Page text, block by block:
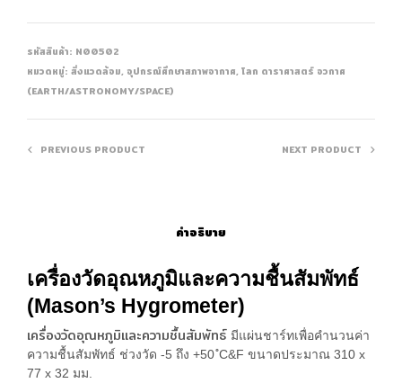
รหัสสินค้า: N00502
หมวดหมู่: สิ่งแวดล้อม, อุปกรณ์ศึกษาสภาพอากาศ,โลก ดาราศาสตร์ อวกาศ
(EARTH/ASTRONOMY/SPACE)
PREVIOUS PRODUCT NEXT PRODUCT
คำอธิบาย
เครื่องวัดอุณหภูมิและความชื้นสัมพัทธ์
(Mason’s Hygrometer)
เครื่องวัดอุณหภูมิและความชื้นสัมพัทธ์ มีแผ่นชาร์ทเพื่อคำนวนค่า
ความชื้นสัมพัทธ์ ช่วงวัด -5 ถึง +50 ํC&F ขนาดประมาณ 310 x
77 x 32 มม.